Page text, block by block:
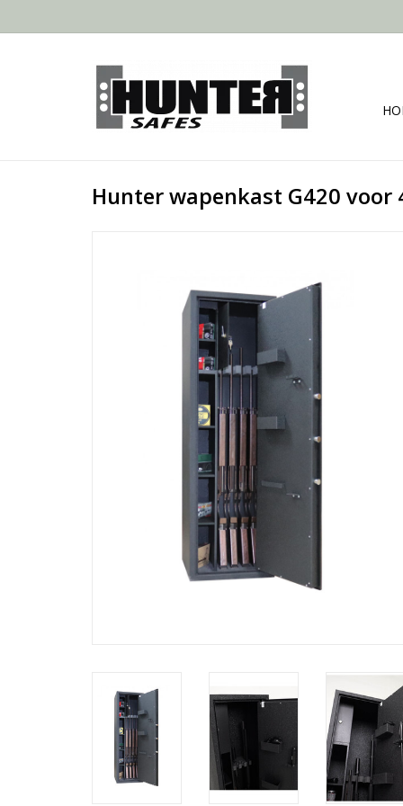
Hunter wapenkast G420 voor